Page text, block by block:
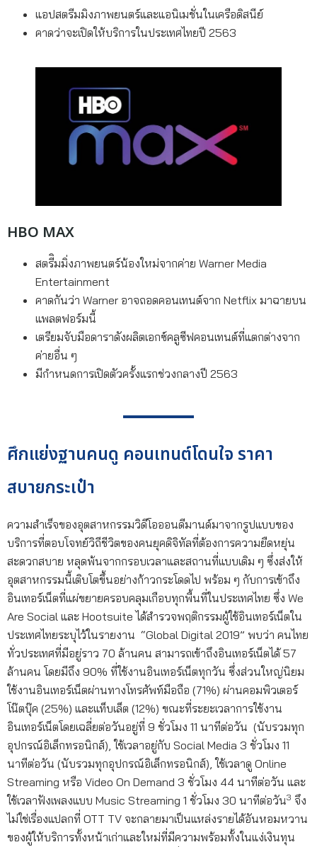
แอปสตรีมมิงภาพยนตร์และแอนิเมชั่นในเครือดิสนีย์
คาดว่าจะเปิดให้บริการในประเทศไทยปี 2563
HBO MAX
สตรีิมมิ่งภาพยนตร์น้องใหม่จากค่าย Warner Media
Entertainment
คาดกันว่า Warner อาจถอดคอนเทนต์จาก Netflix มาฉายบน
แพลตฟอร์มนี้
เตรียมจับมือดาราดังผลิตเอกซ์คลูซีฟคอนเทนต์ที่แตกต่างจาก
ค่ายอื่น ๆ
มีกำหนดการเปิดตัวครั้งแรกช่วงกลางปี 2563
ศึกแย่งฐานคนดู คอนเทนต์โดนใจ ราคา
สบายกระเป๋า
ความสำเร็จของอุตสาหกรรมวิดีโอออนดีมานด์มาจากรูปแบบของ
บริการที่ตอบโจทย์วิถีชีวิตของคนยุคดิจิทัลที่ต้องการความยืดหยุ่น
สะดวกสบาย หลุดพ้นจากกรอบเวลาและสถานที่แบบเดิม ๆ ซึ่งส่งให้
อุตสาหกรรมนี้เติบโตขึ้นอย่างก้าวกระโดดไป พร้อม ๆ กับการเข้าถึง
อินเทอร์เน็ตที่แผ่ขยายครอบคลุมเกือบทุกพื้นที่ในประเทศไทย ซึ่ง We
Are Social และ Hootsuite ได้สำรวจพฤติกรรมผู้ใช้อินเทอร์เน็ตใน
ประเทศไทยระบุไว้ในรายงาน “Global Digital 2019” พบว่า คนไทย
ทั่วประเทศที่มีอยู่ราว 70 ล้านคน สามารถเข้าถึงอินเทอร์เน็ตได้ 57
ล้านคน โดยมีถึง 90% ที่ใช้งานอินเทอร์เน็ตทุกวัน ซึ่งส่วนใหญ่นิยม
ใช้งานอินเทอร์เน็ตผ่านทางโทรศัพท์มือถือ (71%) ผ่านคอมพิวเตอร์
โน๊ตบุ๊ค (25%) และแท็บเล็ต (12%) ขณะที่ระยะเวลาการใช้งาน
อินเทอร์เน็ตโดยเฉลี่ยต่อวันอยู่ที่ 9 ชั่วโมง 11 นาทีต่อวัน (นับรวมทุก
อุปกรณ์อิเล็กทรอนิกส์), ใช้เวลาอยู่กับ Social Media 3 ชั่วโมง 11
นาทีต่อวัน (นับรวมทุกอุปกรณ์อิเล็กทรอนิกส์), ใช้เวลาดู Online
Streaming หรือ Video On Demand 3 ชั่วโมง 44 นาทีต่อวัน และ
ใช้เวลาฟังเพลงแบบ Music Streaming 1 ชั่วโมง 30 นาทีต่อวัน3 จึง
ไม่ใช่เรื่องแปลกที่ OTT TV จะกลายมาเป็นแหล่งรายได้อันหอมหวาน
ของผู้ให้บริการทั้งหน้าเก่าและใหม่ที่มีความพร้อมทั้งในแง่เงินทุน